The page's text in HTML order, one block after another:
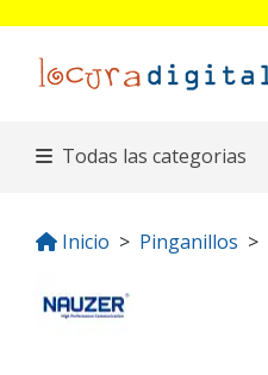
Todas las categorias
Inicio Pinganillos